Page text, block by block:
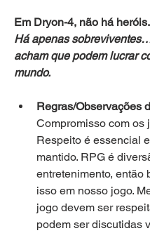
Em Dryon-4, não há heróis.
Há apenas
acham que podem lucrar
mundo.
Regras/Observações
Compromisso com os
Respeito é essencial
mantido. RPG é
entretenimento, então
isso em nosso jogo.
jogo devem ser
podem ser discutidas